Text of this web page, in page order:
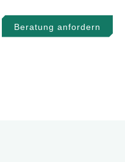
Beratung anfordern